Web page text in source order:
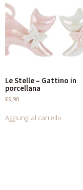
Le Stelle – Gattino in
porcellana
€9,90
Aggiungi al carrello